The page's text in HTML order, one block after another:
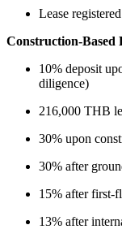
Lease
Construction-Based
10% deposit
diligence)
216,000 THB
30% upon
30% after
15% after first-
13% after